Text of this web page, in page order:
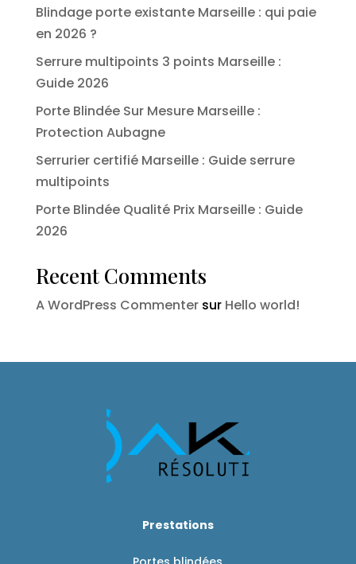
Blindage porte existante Marseille : qui paie
en 2026 ?
Serrure multipoints 3 points Marseille :
Guide 2026
Porte Blindée Sur Mesure Marseille :
Protection Aubagne
Serrurier certifié Marseille : Guide serrure
multipoints
Porte Blindée Qualité Prix Marseille : Guide
2026
Recent Comments
A WordPress Commentersur Hello world!
Prestations